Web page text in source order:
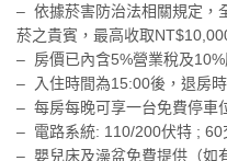
– 依據菸害防治法相關規定，
菸之貴賓，最高收取
– 房價已內含5%營業稅及10%
– 入住時間為15:00後，退房
– 每房每晚可享一台免費停車
– 電路系統: 110/200伏特 ; 60
– 嬰兒床及澡盆免費提供（如